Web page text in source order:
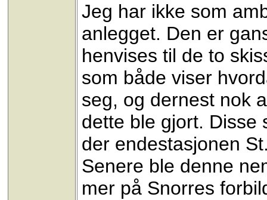
Jeg har ikke som
anlegget. Den er
henvises til de to
som både viser
seg, og dernest nok
dette ble gjort. Disse
der endestasjonen
Senere ble denne
mer på Snorres